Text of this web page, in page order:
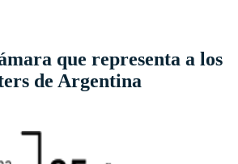
que representa a los
de Argentina